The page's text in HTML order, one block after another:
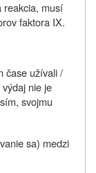
reakcia, musí
faktora IX.
čase užívali /
nie je
svojmu
sa) medzi